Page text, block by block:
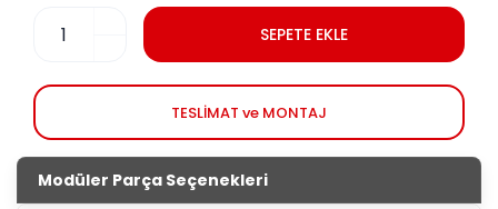
SEPETE EKLE
TESLİMAT ve MONTAJ
Modüler Parça Seçenekleri